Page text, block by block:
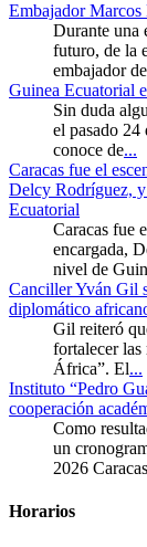
Embajador
Durante una
futuro, de la
embajador
Guinea Ecuatorial
Sin duda
el pasado 24
conoce de...
Caracas fue el
Delcy Rodríguez,
Ecuatorial
Caracas fue
encargada,
nivel de
Canciller Yván Gil
diplomático
Gil reiteró
fortalecer las
África”. El...
Instituto “Pedro
cooperación
Como
un
2026
Horarios